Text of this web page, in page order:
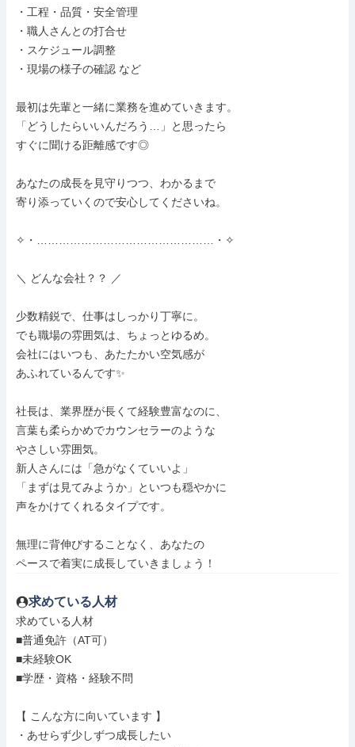
・工程・品質・安全管理
・職人さんとの打合せ
・スケジュール調整
・現場の様子の確認 など
最初は先輩と一緒に業務を進めていきます。
「どうしたらいいんだろう…」と思ったら
すぐに聞ける距離感です◎
あなたの成長を見守りつつ、わかるまで
寄り添っていくので安心してくださいね。
✧・…………………………………………・✧
＼ どんな会社？？ ／
少数精鋭で、仕事はしっかり丁寧に。
でも職場の雰囲気は、ちょっとゆるめ。
会社にはいつも、あたたかい空気感が
あふれているんです✨
社長は、業界歴が長くて経験豊富なのに、
言葉も柔らかめでカウンセラーのような
やさしい雰囲気。
新人さんには「急がなくていいよ」
「まずは見てみようか」といつも穏やかに
声をかけてくれるタイプです。
無理に背伸びすることなく、あなたの
ペースで着実に成長していきましょう！
求めている人材
求めている人材
■普通免許（AT可）
■未経験OK
■学歴・資格・経験不問
【 こんな方に向いています 】
・あせらず少しずつ成長したい